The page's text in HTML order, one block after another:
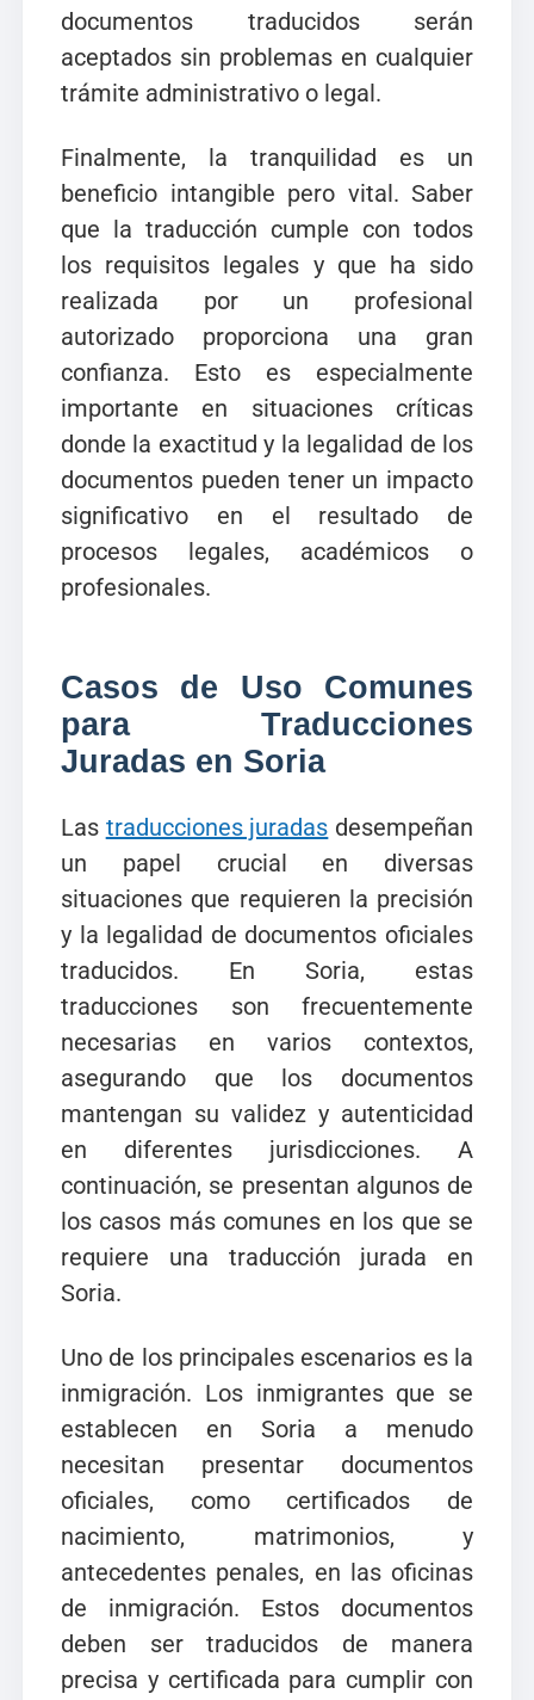
documentos traducidos serán
aceptados sin problemas en cualquier
trámite administrativo o legal.
Finalmente, la tranquilidad es un
beneficio intangible pero vital. Saber
que la traducción cumple con todos
los requisitos legales y que ha sido
realizada por un profesional
autorizado proporciona una gran
confianza. Esto es especialmente
importante en situaciones críticas
donde la exactitud y la legalidad de los
documentos pueden tener un impacto
significativo en el resultado de
procesos legales, académicos o
profesionales.
Casos de Uso Comunes
para Traducciones
Juradas en Soria
Las traducciones juradas desempeñan
un papel crucial en diversas
situaciones que requieren la precisión
y la legalidad de documentos oficiales
traducidos. En Soria, estas
traducciones son frecuentemente
necesarias en varios contextos,
asegurando que los documentos
mantengan su validez y autenticidad
en diferentes jurisdicciones. A
continuación, se presentan algunos de
los casos más comunes en los que se
requiere una traducción jurada en
Soria.
Uno de los principales escenarios es la
inmigración. Los inmigrantes que se
establecen en Soria a menudo
necesitan presentar documentos
oficiales, como certificados de
nacimiento, matrimonios, y
antecedentes penales, en las oficinas
de inmigración. Estos documentos
deben ser traducidos de manera
precisa y certificada para cumplir con